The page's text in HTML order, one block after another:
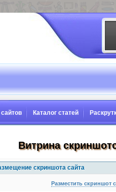
сайтов Каталог статей
Витрина
скриншота сайта
Разместить скриншот